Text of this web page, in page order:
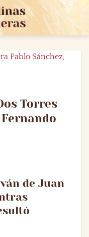
Torres
de Juan